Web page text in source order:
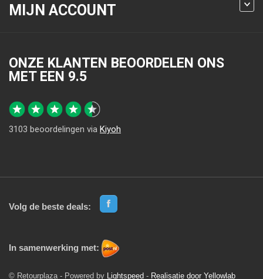
MIJN ACCOUNT
ONZE KLANTEN BEOORDELEN ONS
MET EEN 9.5
3103 beoordelingen via Kiyoh
Volg de beste deals:
In samenwerking met:
© Retourplaza - Powered by Lightspeed - Realisatie door Yellowlab